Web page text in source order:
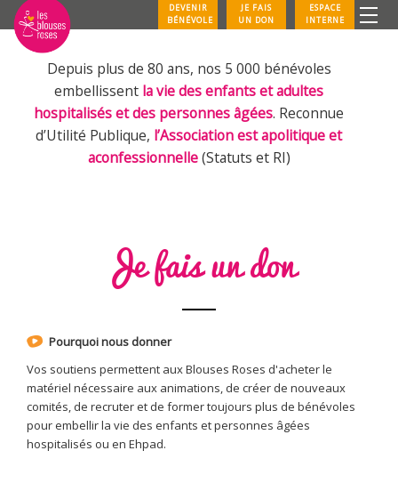
DEVENIR
BÉNÉVOLE
JE FAIS
UN DON
ESPACE
INTERNE
Depuis plus de 80 ans, nos 5 000 bénévoles
embellissent la vie des enfants et adultes
hospitalisés et des personnes âgées. Reconnue
d’Utilité Publique, l’Association est apolitique et
aconfessionnelle(Statuts et RI)
Je fais un don
Pourquoi nous donner
Vos soutiens permettent aux Blouses Roses d'acheter le
matériel nécessaire aux animations, de créer de nouveaux
comités, de recruter et de former toujours plus de bénévoles
pour embellir la vie des enfants et personnes âgées
hospitalisés ou en Ehpad.